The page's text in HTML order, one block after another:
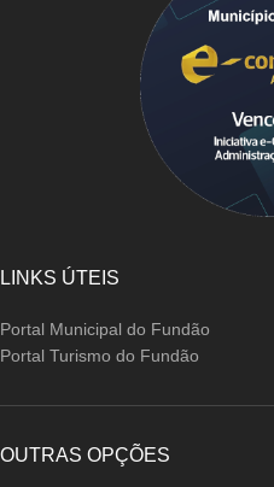
LINKS ÚTEIS
Portal Municipal do Fundão
Portal Turismo do Fundão
OUTRAS OPÇÕES